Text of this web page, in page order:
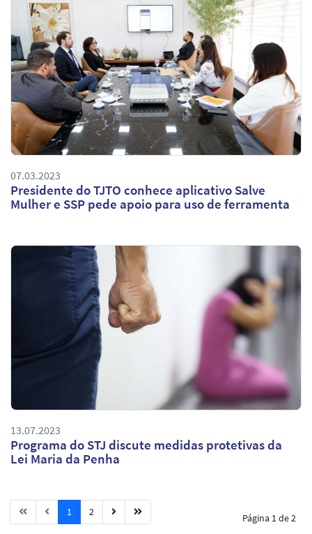
07.03.2023
Presidente do TJTO conhece aplicativo Salve
Mulher e SSP pede apoio para uso de ferramenta
13.07.2023
Programa do STJ discute medidas protetivas da
Lei Maria da Penha
Página 1 de 2
1 2